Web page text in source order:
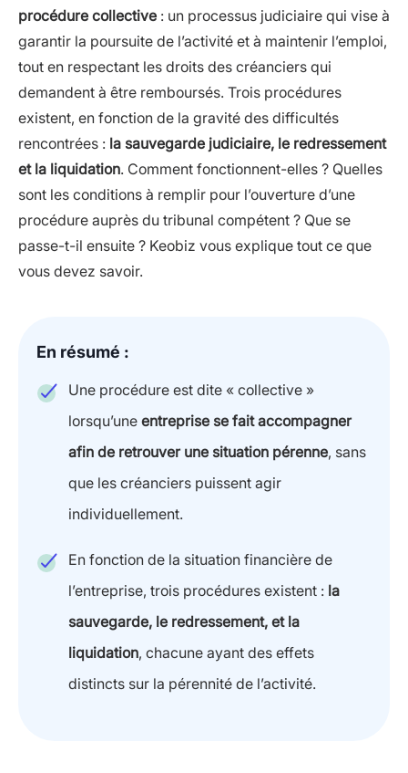
procédure collective : un processus judiciaire qui vise à
garantir la poursuite de l’activité et à maintenir l’emploi,
tout en respectant les droits des créanciers qui
demandent à être remboursés. Trois procédures
existent, en fonction de la gravité des difficultés
rencontrées : la sauvegarde judiciaire, le redressement
et la liquidation. Comment fonctionnent-elles ? Quelles
sont les conditions à remplir pour l’ouverture d’une
procédure auprès du tribunal compétent ? Que se
passe-t-il ensuite ? Keobiz vous explique tout ce que
vous devez savoir.
En résumé :
Une procédure est dite « collective »
lorsqu’une entreprise se fait accompagner
afin de retrouver une situation pérenne, sans
que les créanciers puissent agir
individuellement.
En fonction de la situation financière de
l’entreprise, trois procédures existent : la
sauvegarde, le redressement, et la
liquidation, chacune ayant des effets
distincts sur la pérennité de l’activité.